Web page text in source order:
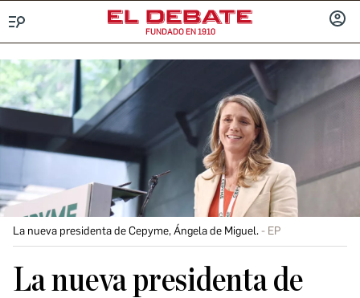
FUNDADO EN 1910
La nueva presidenta de Cepyme, Ángela de Miguel. EP
La nueva presidenta de